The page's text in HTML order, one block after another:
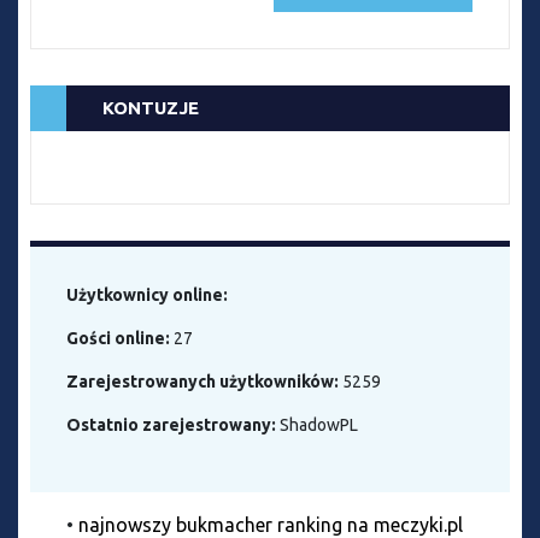
KONTUZJE
Użytkownicy online:
Gości online: 27
Zarejestrowanych użytkowników: 5259
Ostatnio zarejestrowany: ShadowPL
• najnowszy bukmacher ranking na meczyki.pl